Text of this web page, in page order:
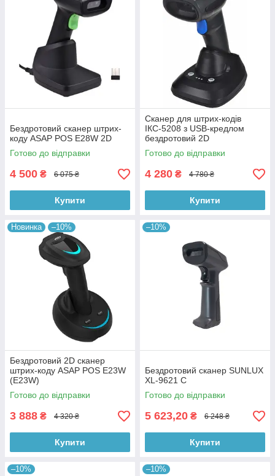
Бездротовий сканер штрих-
коду ASAP POS E28W 2D
Готово до відправки
4 500 ₴ 6 075 ₴
Купити
Сканер для штрих-кодів
ІКС-5208 з USB-кредлом
бездротовий 2D
Готово до відправки
4 280 ₴ 4 780 ₴
Купити
Новинка –10%
Бездротовий 2D сканер
штрих-коду ASAP POS E23W
(E23W)
Готово до відправки
3 888 ₴ 4 320 ₴
Купити
–10%
Бездротовий сканер SUNLUX
XL-9621 C
Готово до відправки
5 623,20 ₴ 6 248 ₴
Купити
–10% –10%